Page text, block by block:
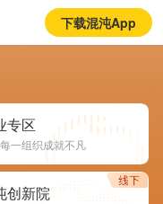
专区
一组织成就不凡
创新院
下载混沌App